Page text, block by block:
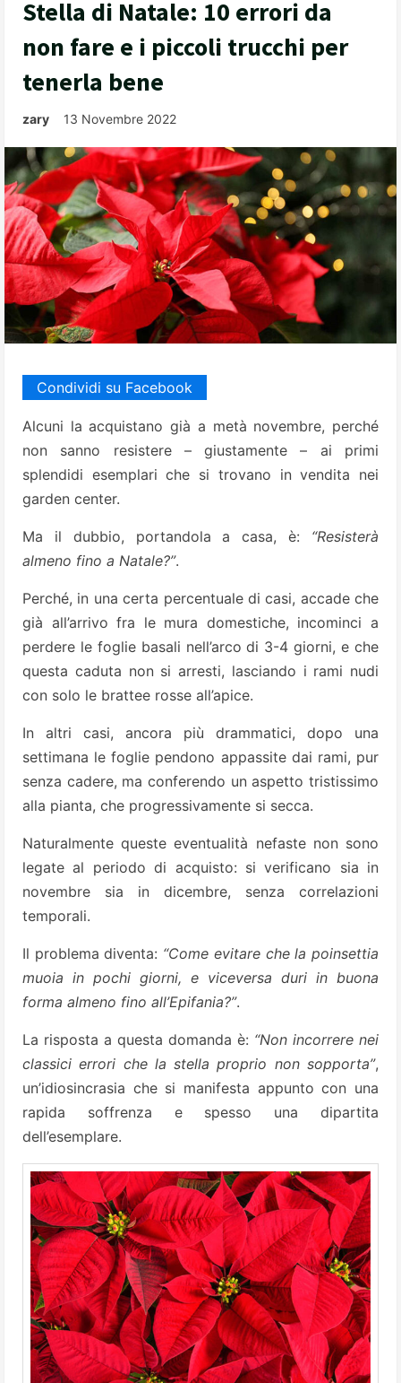
Stella di Natale: 10 errori da
non fare e i piccoli trucchi per
tenerla bene
zary 13 Novembre 2022
Condividi su Facebook
Alcuni la acquistano già a metà novembre, perché
non sanno resistere – giustamente – ai primi
splendidi esemplari che si trovano in vendita nei
garden center.
Ma il dubbio, portandola a casa, è: “Resisterà
almeno fino a Natale?”.
Perché, in una certa percentuale di casi, accade che
già all’arrivo fra le mura domestiche, incominci a
perdere le foglie basali nell’arco di 3-4 giorni, e che
questa caduta non si arresti, lasciando i rami nudi
con solo le brattee rosse all’apice.
In altri casi, ancora più drammatici, dopo una
settimana le foglie pendono appassite dai rami, pur
senza cadere, ma conferendo un aspetto tristissimo
alla pianta, che progressivamente si secca.
Naturalmente queste eventualità nefaste non sono
legate al periodo di acquisto: si verificano sia in
novembre sia in dicembre, senza correlazioni
temporali.
Il problema diventa: “Come evitare che la poinsettia
muoia in pochi giorni, e viceversa duri in buona
forma almeno fino all’Epifania?”.
La risposta a questa domanda è: “Non incorrere nei
classici errori che la stella proprio non sopporta”,
un’idiosincrasia che si manifesta appunto con una
rapida soffrenza e spesso una dipartita
dell’esemplare.